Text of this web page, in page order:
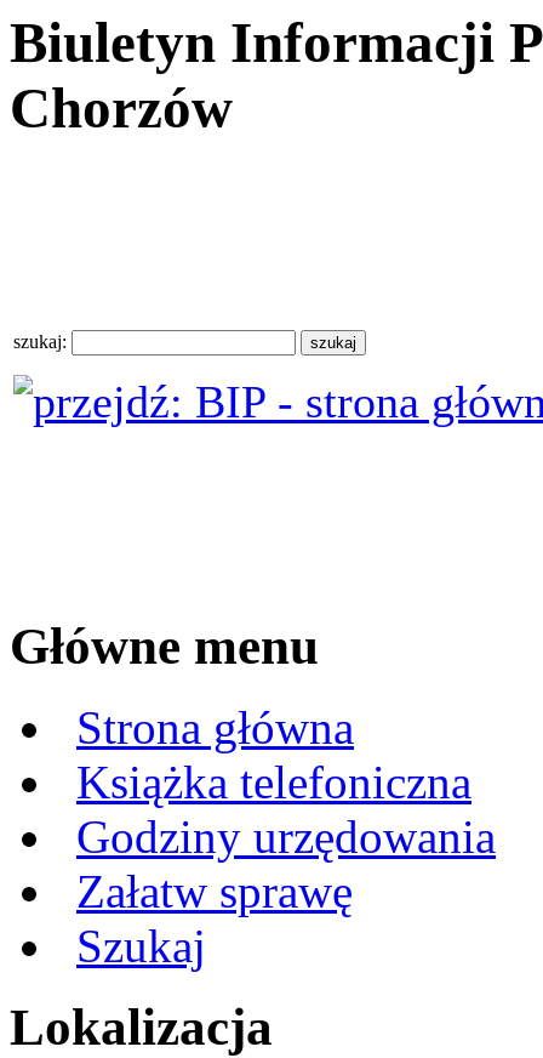
Biuletyn Informacji
Chorzów
szukaj:
Główne menu
Strona główna
Książka telefoniczna
Godziny urzędowania
Załatw sprawę
Szukaj
Lokalizacja